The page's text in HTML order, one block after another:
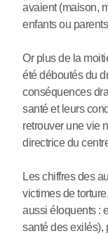
avaient (maison,
enfants ou
Or plus de la
été déboutés du
conséquences
santé et leurs
retrouver une vie
directrice du
Les chiffres des
victimes de
aussi éloquents :
santé des exilés),